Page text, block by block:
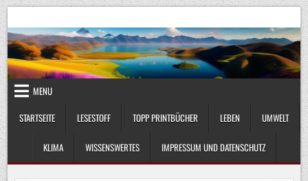
Skip
to
content
UmweltKlima.com
MENU
STARTSEITE
LESESTOFF TOPP PRINTBÜCHER LEBEN UMWELT
KLIMA WISSENSWERTES IMPRESSUM UND DATENSCHUTZ